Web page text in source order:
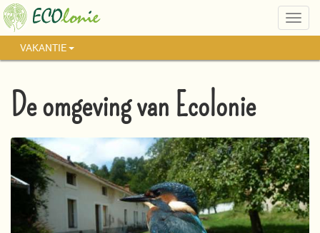
VAKANTIE
De omgeving van Ecolonie